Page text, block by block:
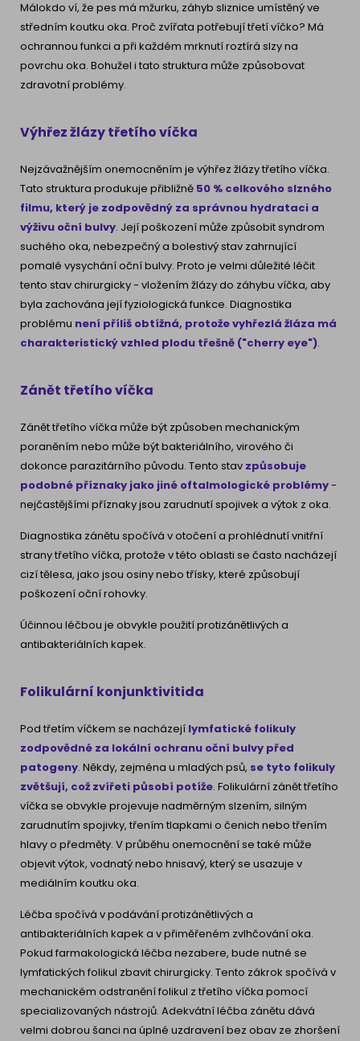
Málokdo ví, že pes má mžurku, záhyb sliznice umístěný ve
středním koutku oka. Proč zvířata potřebují třetí víčko? Má
ochrannou funkci a při každém mrknutí roztírá slzy na
povrchu oka. Bohužel i tato struktura může způsobovat
zdravotní problémy.
Výhřez žlázy třetího víčka
Nejzávažnějším onemocněním je výhřez žlázy třetího víčka.
Tato struktura produkuje přibližně 50 % celkového slzného
filmu, který je zodpovědný za správnou hydrataci a
výživu oční bulvy. Její poškození může způsobit syndrom
suchého oka, nebezpečný a bolestivý stav zahrnující
pomalé vysychání oční bulvy. Proto je velmi důležité léčit
tento stav chirurgicky - vložením žlázy do záhybu víčka, aby
byla zachována její fyziologická funkce. Diagnostika
problému není příliš obtížná, protože vyhřezlá žláza má
charakteristický vzhled plodu třešně ("cherry eye").
Zánět třetího víčka
Zánět třetího víčka může být způsoben mechanickým
poraněním nebo může být bakteriálního, virového či
dokonce parazitárního původu. Tento stav způsobuje
podobné příznaky jako jiné oftalmologické problémy-
nejčastějšími příznaky jsou zarudnutí spojivek a výtok z oka.
Diagnostika zánětu spočívá v otočení a prohlédnutí vnitřní
strany třetího víčka, protože v této oblasti se často nacházejí
cizí tělesa, jako jsou osiny nebo třísky, které způsobují
poškození oční rohovky.
Účinnou léčbou je obvykle použití protizánětlivých a
antibakteriálních kapek.
Folikulární konjunktivitida
Pod třetím víčkem se nacházejí lymfatické folikuly
zodpovědné za lokální ochranu oční bulvy před
patogeny. Někdy, zejména u mladých psů, se tyto folikuly
zvětšují, což zvířeti působí potíže. Folikulární zánět třetího
víčka se obvykle projevuje nadměrným slzením, silným
zarudnutím spojivky, třením tlapkami o čenich nebo třením
hlavy o předměty. V průběhu onemocnění se také může
objevit výtok, vodnatý nebo hnisavý, který se usazuje v
mediálním koutku oka.
Léčba spočívá v podávání protizánětlivých a
antibakteriálních kapek a v přiměřeném zvlhčování oka.
Pokud farmakologická léčba nezabere, bude nutné se
lymfatických folikul zbavit chirurgicky. Tento zákrok spočívá v
mechanickém odstranění folikul z třetího víčka pomocí
specializovaných nástrojů. Adekvátní léčba zánětu dává
velmi dobrou šanci na úplné uzdravení bez obav ze zhoršení